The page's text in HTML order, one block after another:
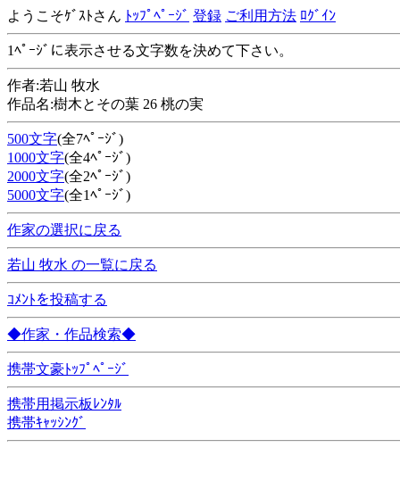
ようこそｹﾞｽﾄさん ﾄｯﾌﾟﾍﾟｰｼﾞ 登録 ご利用方法 ﾛｸﾞｲﾝ
1ﾍﾟｰｼﾞに表示させる文字数を決めて下さい。
作者:若山 牧水
作品名:樹木とその葉 26 桃の実
500文字(全7ﾍﾟｰｼﾞ)
1000文字(全4ﾍﾟｰｼﾞ)
2000文字(全2ﾍﾟｰｼﾞ)
5000文字(全1ﾍﾟｰｼﾞ)
作家の選択に戻る
若山 牧水 の一覧に戻る
ｺﾒﾝﾄを投稿する
◆作家・作品検索◆
携帯文豪ﾄｯﾌﾟﾍﾟｰｼﾞ
携帯用掲示板ﾚﾝﾀﾙ
携帯ｷｬｯｼﾝｸﾞ